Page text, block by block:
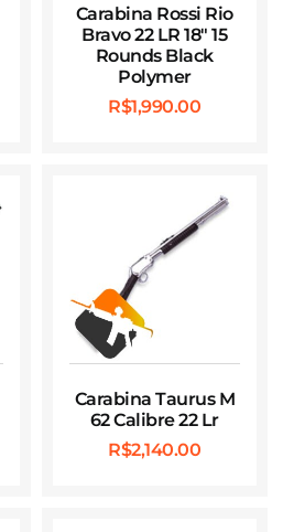
Carabina Rossi Rio
Bravo 22 LR 18″ 15
Rounds Black
Polymer
R$1,990.00
Carabina Taurus M
62 Calibre 22 Lr
R$2,140.00